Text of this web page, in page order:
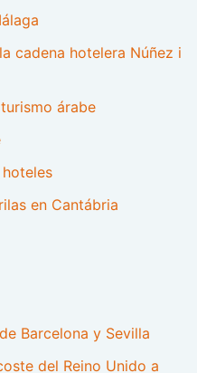
cadena hotelera Núñez i
árabe
en Cantábria
Barcelona y Sevilla
del Reino Unido a